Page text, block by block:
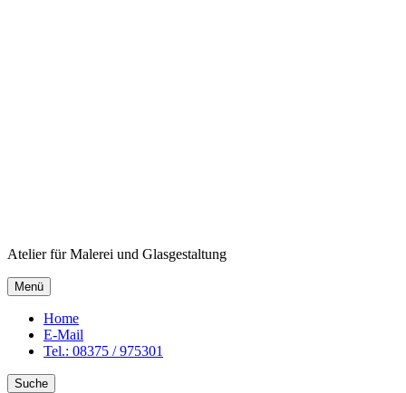
Atelier für Malerei und Glasgestaltung
Menü
Home
E-Mail
Tel.: 08375 / 975301
Suche